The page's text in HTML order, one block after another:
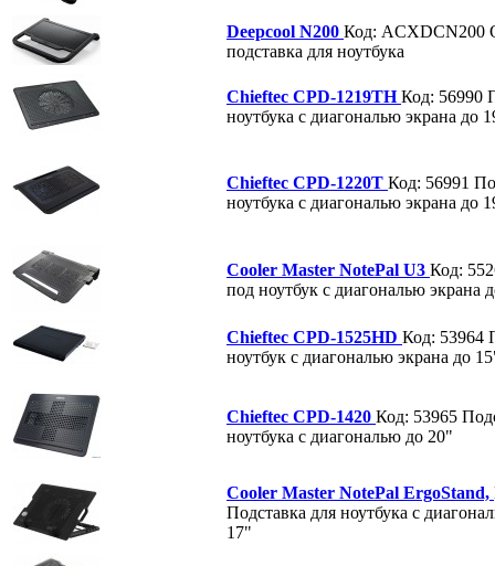
Deepcool N200 Код: ACXDCN200
подставка для ноутбука
Chieftec CPD-1219THКод: 56990
ноутбука с диагональю экрана до
Chieftec CPD-1220T Код: 56991
ноутбука с диагональю экрана до
Cooler Master NotePal U3 Код:
под ноутбук с диагональю экрана
Chieftec CPD-1525HD Код: 53964
ноутбук с диагональю экрана до
Chieftec CPD-1420 Код: 53965
ноутбука с диагональю до 20"
Cooler Master NotePal ErgoStand,
Подставка для ноутбука с
17"